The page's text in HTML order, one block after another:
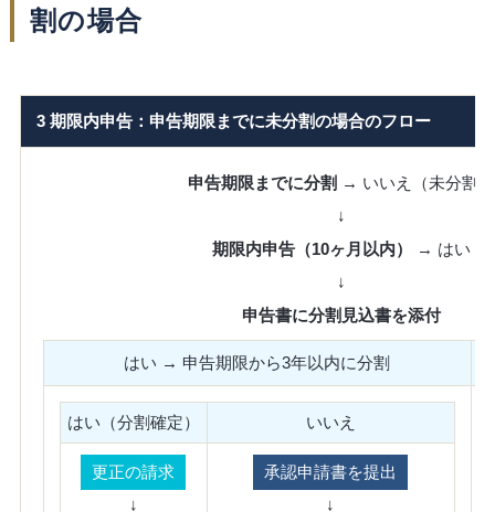
割の場合
3 期限内申告：申告期限までに未分割の場合のフロー
申告期限までに分割 → いいえ（未分割）
↓
期限内申告（10ヶ月以内）
→ はい
↓
申告書に分割見込書を添付
はい → 申告期限から3年以内に分割
はい（分割確定） いいえ
更正の請求
↓
承認申請書を提出
↓